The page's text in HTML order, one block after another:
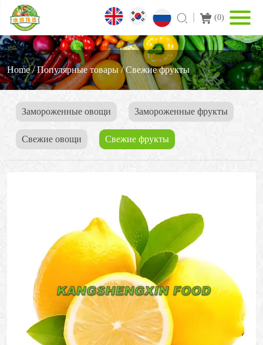
(0)
Home/Популярные товары /Cвежие фрукты
Замороженные овощи 3амороженные фрукты
Свежие овощи Cвежие фрукты